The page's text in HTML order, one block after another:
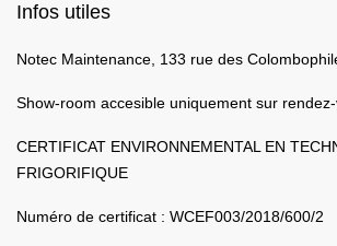
Infos utiles
Notec Maintenance, 133 rue des
Show-room accesible uniquement sur
CERTIFICAT ENVIRONNEMENTAL EN
FRIGORIFIQUE
Numéro de certificat : WCEF003/2018/600/2